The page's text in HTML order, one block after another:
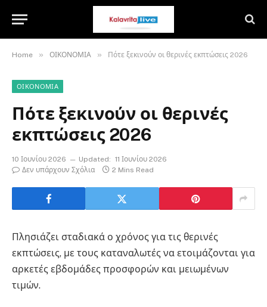
Home » ΟΙΚΟΝΟΜΙΑ » Πότε ξεκινούν οι θερινές εκπτώσεις 2026
ΟΙΚΟΝΟΜΙΑ
Πότε ξεκινούν οι θερινές
εκπτώσεις 2026
10 Ιουνίου 2026 Updated: 11 Ιουνίου 2026
Δεν υπάρχουν Σχόλια
2 Mins Read
Πλησιάζει σταδιακά ο χρόνος για τις θερινές
εκπτώσεις, με τους καταναλωτές να ετοιμάζονται για
αρκετές εβδομάδες προσφορών και μειωμένων
τιμών.